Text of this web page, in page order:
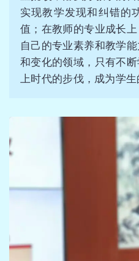
实现教学发现和纠错的
值；在教师的专业成长
自己的专业素养和教学
和变化的领域，只有不
上时代的步伐，成为学生